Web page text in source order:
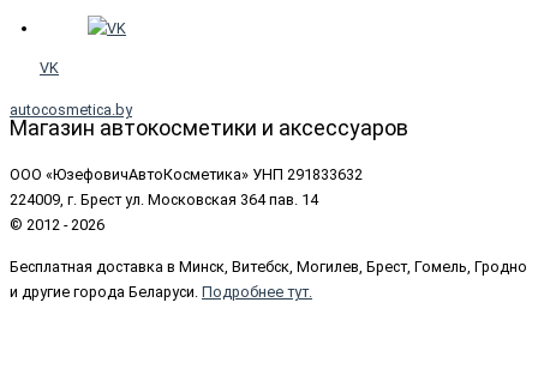
VK
autocosmetica.by
Магазин автокосметики и аксессуаров
ООО «ЮзефовичАвтоКосметика» УНП 291833632
224009, г. Брест ул. Московская 364 пав. 14
© 2012 - 2026
Бесплатная доставка в Минск, Витебск, Могилев, Брест, Гомель, Гродно
и другие города Беларуси. Подробнее тут.